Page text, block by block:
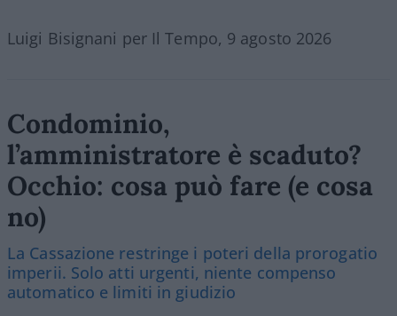
Luigi Bisignani per Il Tempo, 9 agosto 2026
Condominio,
l’amministratore è scaduto?
Occhio: cosa può fare (e cosa
no)
La Cassazione restringe i poteri della prorogatio
imperii. Solo atti urgenti, niente compenso
automatico e limiti in giudizio